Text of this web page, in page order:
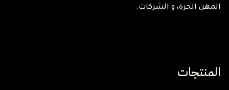
المهن الحرة، و الشركات.
المنتجات